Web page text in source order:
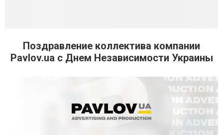
Поздравление коллектива компании
Pavlov.ua с Днем Независимости Украины